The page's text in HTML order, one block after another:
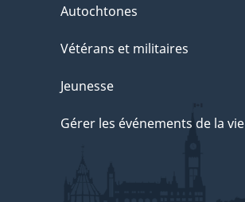
Autochtones
Vétérans et militaires
Jeunesse
Gérer les événements de la vie